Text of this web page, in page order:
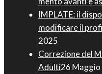
IMPLATE: il
modificare il
2025
Correzione del
Adulti26